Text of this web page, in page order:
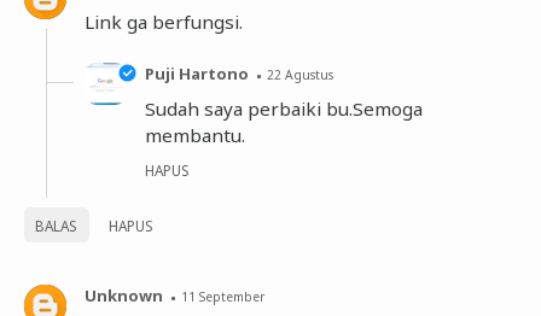
Link ga berfungsi.
BALAS HAPUS
Puji Hartono 22 Agustus
Sudah saya perbaiki bu.Semoga
membantu.
HAPUS
Unknown 11 September